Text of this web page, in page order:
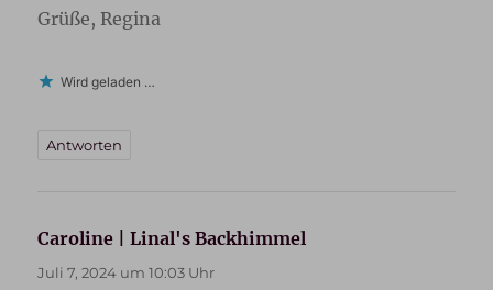
Grüße, Regina
Wird geladen …
Antworten
Caroline | Linal's Backhimmel
Juli 7, 2024 um 10:03 Uhr